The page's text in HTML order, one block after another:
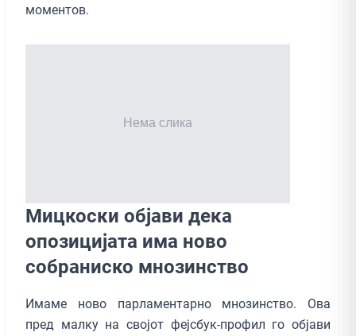
моментов.
Mицкоски објави дека
опозицијата има ново
собраниско мнозинство
Имаме ново парламентарно мнозинство. Ова
пред малку на својот фејсбук-профил го објави